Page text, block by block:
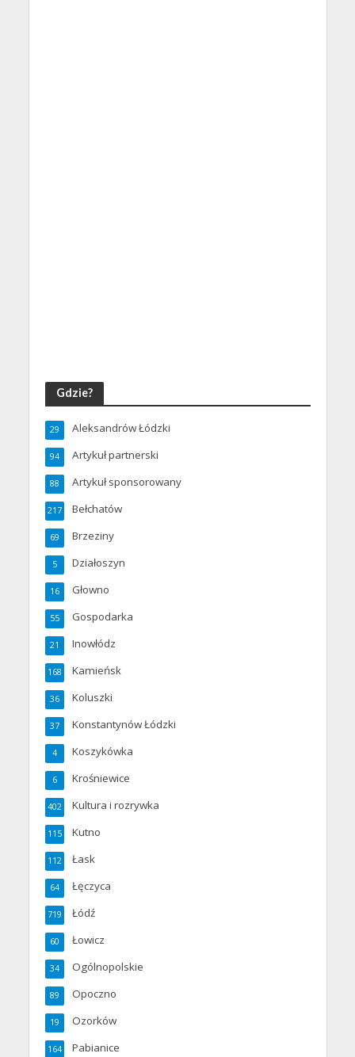
Gdzie?
Aleksandrów Łódzki
29
Artykuł partnerski
94
Artykuł sponsorowany
88
Bełchatów
217
Brzeziny
69
Działoszyn
5
Głowno
16
Gospodarka
55
Inowłódz
21
Kamieńsk
168
Koluszki
36
Konstantynów Łódzki
37
Koszykówka
4
Krośniewice
6
Kultura i rozrywka
402
Kutno
115
Łask
112
Łęczyca
64
Łódź
719
Łowicz
60
Ogólnopolskie
34
Opoczno
89
Ozorków
19
Pabianice
164